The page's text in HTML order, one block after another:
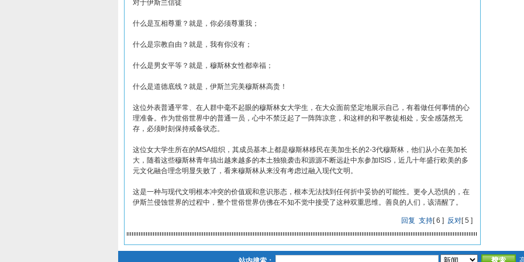
对于伊斯兰信徒
什么是互相尊重？就是，你必须尊重我；
什么是宗教自由？就是，我有你没有；
什么是男女平等？就是，穆斯林女性都幸福；
什么是道德底线？就是，伊斯兰完美穆斯林高贵！
这位外表普通平常、在人群中毫不起眼的穆斯林女大学生，在大众面前坚定地展示自己，有着做任何事情的心
理准备。作为世俗世界中的普通一员，心中不禁泛起了一阵阵凉意，和这样的和平教徒相处，安全感荡然无
存，必须时刻保持戒备状态。
这位女大学生所在的MSA组织，其成员基本上都是穆斯林移民在美加生长的2-3代穆斯林，他们从小在美加长
大，随着这些穆斯林青年搞出越来越多的本土独狼袭击和源源不断远赴中东参加ISIS，近几十年盛行欧美的多
元文化融合理念明显失败了，看来穆斯林从来没有考虑过融入现代文明。
这是一种与现代文明根本冲突的价值观和意识形态，根本无法找到任何折中妥协的可能性。更令人恐惧的，在
伊斯兰侵蚀世界的过程中，整个世俗世界仿佛在不知不觉中接受了这种双重思维。善良的人们，该清醒了。
回复 支持[6 ] 反对[5 ]